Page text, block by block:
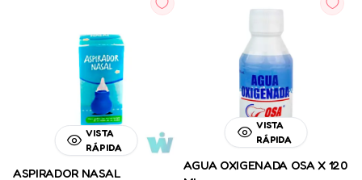
VISTA
RÁPIDA
ASPIRADOR NASAL
VISTA
RÁPIDA
AGUA OXIGENADA OSA X 120